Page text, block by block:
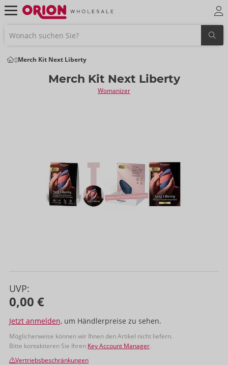
Merch Kit Next Liberty
Merch Kit Next Liberty
Womanizer
UVP:
0,00 €
Jetzt anmelden, um Händlerpreise zu sehen.
Möglicherweise können wir Ihnen den Artikel nicht liefern.
Bitte kontaktieren Sie Ihren Key Account Manager.
Vertriebsbeschränkungen